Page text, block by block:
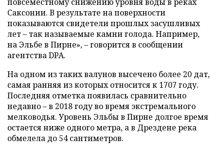
Саксонии. В результате на поверхности
показываются свидетели прошлых засушливых
лет – так называемые камни голода. Например,
на Эльбе в Пирне», – говорится в сообщении
агентства DPA.
На одном из таких валунов высечено более 20 дат,
самая ранняя из которых относится к 1707 году.
Последняя отметка появилась сравнительно
недавно – в 2018 году во время экстремального
мелководья. Уровень Эльбы в Пирне долгое время
остается ниже одного метра, а в Дрездене река
обмелела до 54 сантиметров.